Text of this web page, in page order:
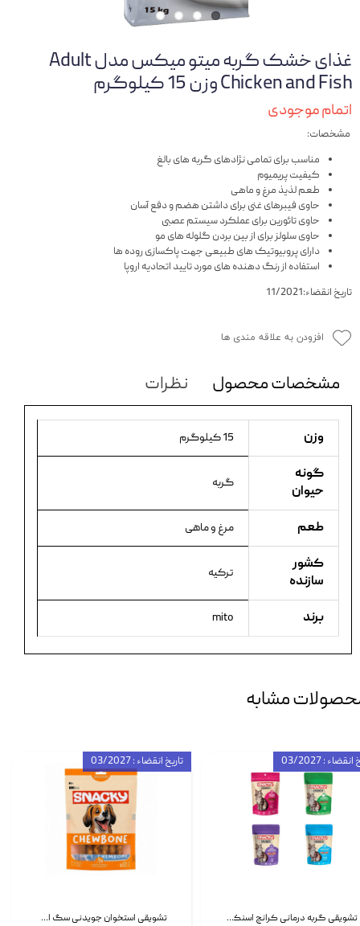
غذای خشک گربه میتو میکس مدل Adult
Chicken and Fish وزن 15 کیلوگرم
اتمام موجودی
مشخصات:
مناسب برای تمامی نژادهای گربه های بالغ
کیفیت پریمیوم
طعم لذیذ مرغ و ماهی
حاوی فیبرهای غنی برای داشتن هضم و دفع آسان
حاوی تائورین برای عملکرد سیستم عصبی
حاوی سلولز برای از بین بردن گلوله های مو
دارای پروبیوتیک های طبیعی جهت پاکسازی روده ها
استفاده از رنگ دهنده های مورد تایید اتحادیه اروپا
تاریخ انقضاء:11/2021
افزودن به علاقه مندی ها
مشخصات محصول نظرات
وزن 15 کیلوگرم
گونه
حیوان
گربه
طعم مرغ و ماهی
کشور
سازنده
ترکیه
برند mito
مشابه
تشویقی استخوان جویدنی سگ اسنکی کرانچی با طعم مرغ Snacky Crunchy Munchy وزن 100 گرم
تاریخ انقضاء : 03/2027
تشویقی گربه درمانی کرانچ اسنکی با طعم میکس Snacky Crunch Cat Treats وزن 60 گرم بسته 4 عددی
: 03/2027